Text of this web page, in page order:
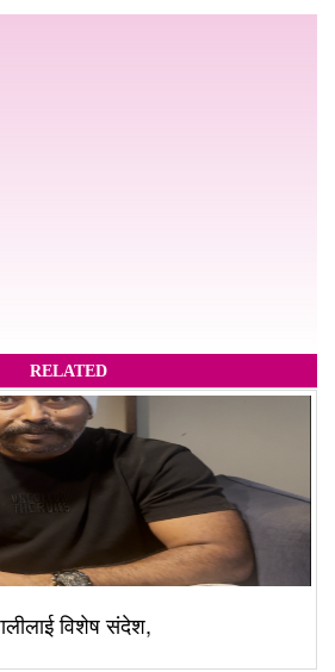
RELATED
विशेष संदेश,